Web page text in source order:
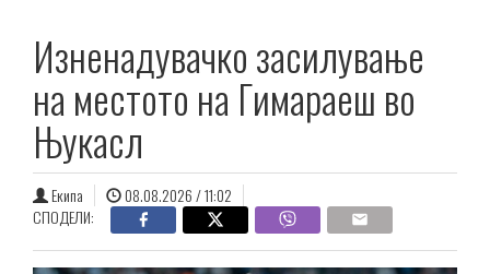
Изненадувачко засилување
на местото на Гимараеш во
Њукасл
Екипа
08.08.2026 / 11:02
СПОДЕЛИ: